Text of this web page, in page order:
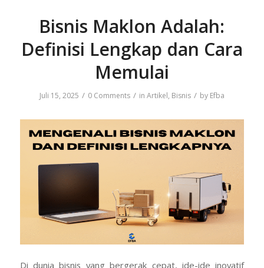
Bisnis Maklon Adalah:
Definisi Lengkap dan Cara
Memulai
Juli 15, 2025 / 0 Comments / in Artikel, Bisnis / by Efba
Di dunia bisnis yang bergerak cepat, ide-ide inovatif